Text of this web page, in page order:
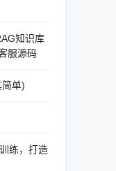
知识库
服源码
单)
练，打造